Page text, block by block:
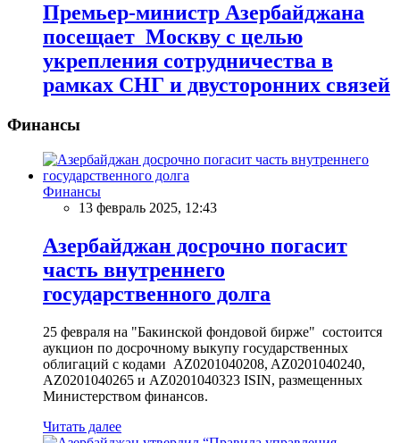
Премьер-министр Азербайджана
посещает Москву с целью
укрепления сотрудничества в
рамках СНГ и двусторонних связей
Финансы
Финансы
13 февраль 2025, 12:43
Азербайджан досрочно погасит
часть внутреннего
государственного долга
25 февраля на "Бакинской фондовой бирже" состоится
аукцион по досрочному выкупу государственных
облигаций с кодами AZ0201040208, AZ0201040240,
AZ0201040265 и AZ0201040323 ISIN, размещенных
Министерством финансов.
Читать далее